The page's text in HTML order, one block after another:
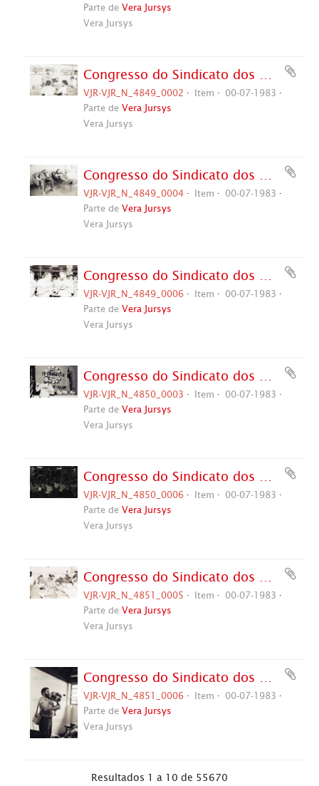
Parte deVera Jursys
Vera Jursys
Congresso do Sindicato dos Metalúrgicos de São Bernardo e Diadema, 4º (São Bernardo do Campo-SP, 01-10 jul. 1983). Crédito: Vera Jursys
VJR-VJR_N_4849_0002 Item
00-07-1983
Parte deVera Jursys
Vera Jursys
Congresso do Sindicato dos Metalúrgicos de São Bernardo e Diadema, 4º (São Bernardo do Campo-SP, 01-10 jul. 1983). Crédito: Vera Jursys
VJR-VJR_N_4849_0004 Item
00-07-1983
Parte deVera Jursys
Vera Jursys
Congresso do Sindicato dos Metalúrgicos de São Bernardo e Diadema, 4º (São Bernardo do Campo-SP, 01-10 jul. 1983). Crédito: Vera Jursys
VJR-VJR_N_4849_0006 Item
00-07-1983
Parte deVera Jursys
Vera Jursys
Congresso do Sindicato dos Metalúrgicos de São Bernardo e Diadema, 4º (São Bernardo do Campo-SP, 01-10 jul. 1983). Crédito: Vera Jursys
VJR-VJR_N_4850_0003 Item
00-07-1983
Parte deVera Jursys
Vera Jursys
Congresso do Sindicato dos Metalúrgicos de São Bernardo e Diadema, 4º (São Bernardo do Campo-SP, 01-10 jul. 1983). Crédito: Vera Jursys
VJR-VJR_N_4850_0006 Item
00-07-1983
Parte deVera Jursys
Vera Jursys
Congresso do Sindicato dos Metalúrgicos de São Bernardo e Diadema, 4º (São Bernardo do Campo-SP, 01-10 jul. 1983). Crédito: Vera Jursys
VJR-VJR_N_4851_0005 Item
00-07-1983
Parte deVera Jursys
Vera Jursys
Congresso do Sindicato dos Metalúrgicos de São Bernardo e Diadema, 4º (São Bernardo do Campo-SP, 01-10 jul. 1983). Crédito: Vera Jursys
VJR-VJR_N_4851_0006 Item
00-07-1983
Parte deVera Jursys
Vera Jursys
Resultados 1 a 10 de 55670